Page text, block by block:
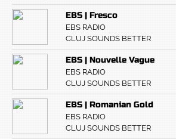
EBS | Fresco
EBS RADIO
CLUJ SOUNDS BETTER
EBS | Nouvelle Vague
EBS RADIO
CLUJ SOUNDS BETTER
EBS | Romanian Gold
EBS RADIO
CLUJ SOUNDS BETTER